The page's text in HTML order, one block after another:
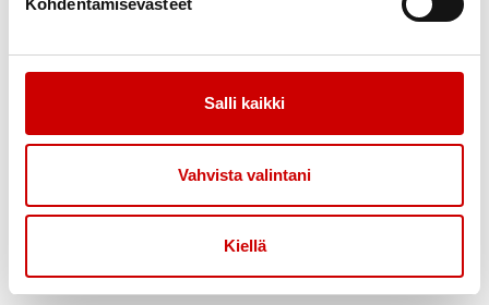
Kohdentamisevästeet
Salli kaikki
Vahvista valintani
Kiellä
vähentää lääkitystä, mutta oireet ovat pahentuneet.
Saari uskoo, että liikunta auttaa vatsan toimintaan,
nukkumiseen, tukee yleistä hyvinvointia ja jaksamista.
– Uskon myös, että liikunta tasoittaa mielialaani.
Olen toki välillä joutunut pitämään taukoa liikunnasta
kipeytymisen tähden. Taukojen aikana olen kärsinyt
jalkasäryistä, turvotuksesta, levottomuudesta, ja
vatsan toiminta on hidastunut.